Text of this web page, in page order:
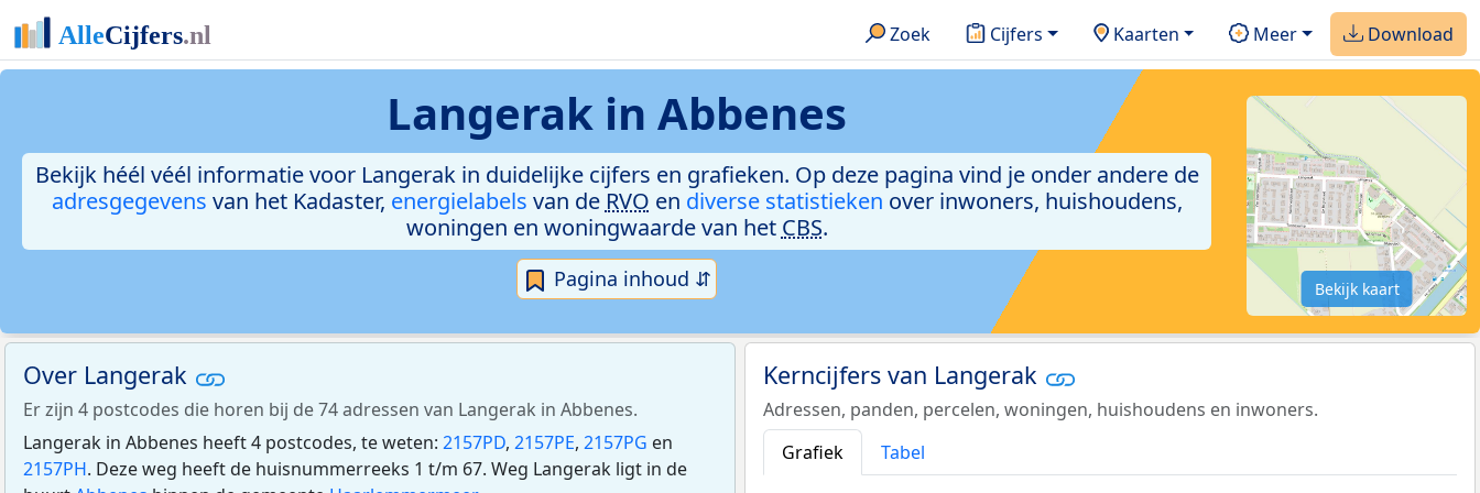
Zoek Cijfers Kaarten Meer Download
Langerak in Abbenes
Bekijk héél véél informatie voor Langerak in duidelijke cijfers en grafieken. Op deze pagina vind je onder andere de
adresgegevens van het Kadaster, energielabels van de RVO en diverse statistieken over inwoners, huishoudens,
woningen en woningwaarde van het CBS.
Pagina inhoud ⇵ Bekijk kaart
Over Langerak
Er zijn 4 postcodes die horen bij de 74 adressen van Langerak in Abbenes.
Langerak in Abbenes heeft 4 postcodes, te weten: 2157PD, 2157PE, 2157PG en
2157PH. Deze weg heeft de huisnummerreeks 1 t/m 67. Weg Langerak ligt in de
Kerncijfers van Langerak
Adressen, panden, percelen, woningen, huishoudens en inwoners.
Grafiek
Tabel